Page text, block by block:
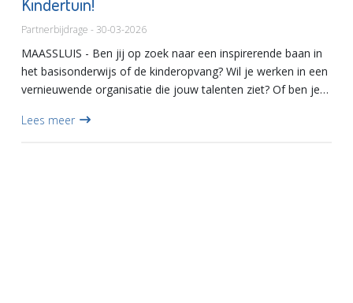
Partnerbijdrage - 30-03-2026
MAASSLUIS - Ben jij op zoek naar een inspirerende baan in
het basisonderwijs of de kinderopvang? Wil je werken in een
vernieuwende organisatie die jouw talenten ziet? Of ben je
Lees meer